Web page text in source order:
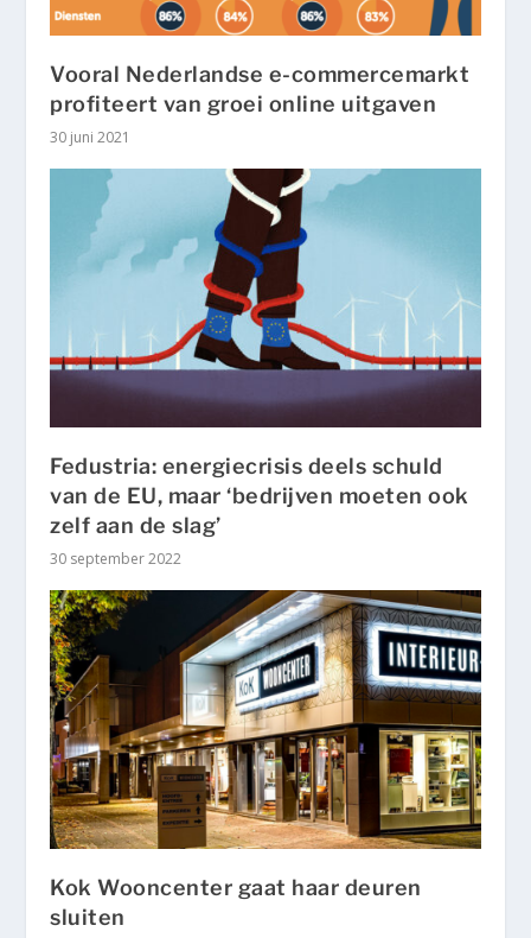
Vooral Nederlandse e-commercemarkt
profiteert van groei online uitgaven
30 juni 2021
Fedustria: energiecrisis deels schuld
van de EU, maar ‘bedrijven moeten ook
zelf aan de slag’
30 september 2022
Kok Wooncenter gaat haar deuren
sluiten